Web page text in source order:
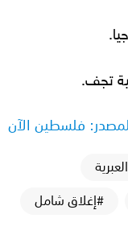
تجف.
فلسطين الآن
#إغلاق شامل